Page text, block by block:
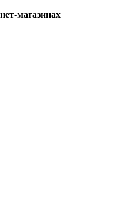
магазинах